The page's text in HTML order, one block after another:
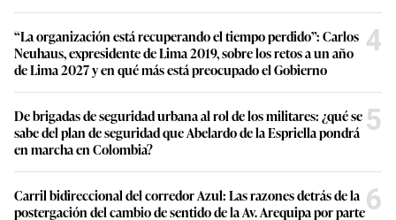
“La organización está recuperando el tiempo perdido”: Carlos
Neuhaus, expresidente de Lima 2019, sobre los retos a un año
de Lima 2027 y en qué más está preocupado el Gobierno
4
De brigadas de seguridad urbana al rol de los militares: ¿qué se
sabe del plan de seguridad que Abelardo de la Espriella pondrá
en marcha en Colombia?
5
Carril bidireccional del corredor Azul: Las razones detrás de la
postergación del cambio de sentido de la Av. Arequipa por parte6